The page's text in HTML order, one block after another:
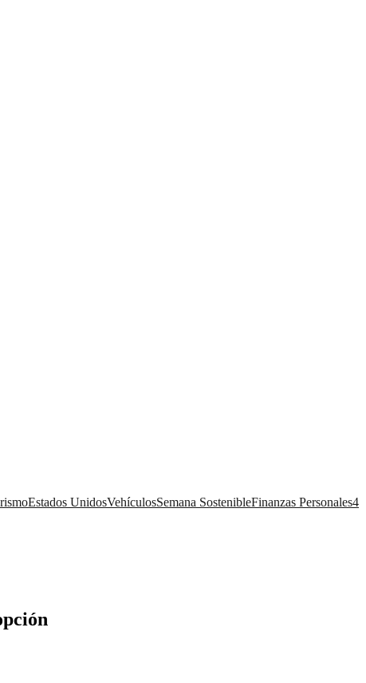
Estados UnidosVehículosSemana SostenibleFinanzas Personales4